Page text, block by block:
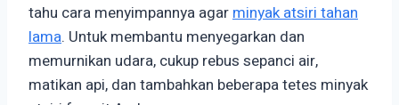
tahu cara menyimpannya agarminyak atsiri tahan
lama. Untuk membantu menyegarkan dan
memurnikan udara, cukup rebus sepanci air,
matikan api, dan tambahkan beberapa tetes minyak